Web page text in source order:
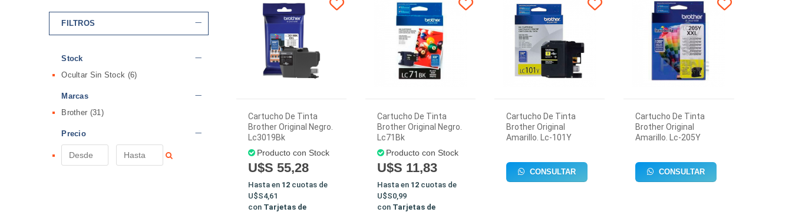
FILTROS
Stock
Ocultar Sin Stock (6)
Marcas
Brother (31)
Precio
Cartucho De Tinta
Brother Original Negro.
Lc3019Bk
Producto con Stock
U$S 55,28
Hasta en 12cuotas de
U$S4,61
con Tarjetas de
Cartucho De Tinta
Brother Original Negro.
Lc71Bk
Producto con Stock
U$S 11,83
Hasta en 12cuotas de
U$S0,99
con Tarjetas de
Cartucho De Tinta
Brother Original
Amarillo. Lc-101Y
CONSULTAR
Cartucho De Tinta
Brother Original
Amarillo. Lc-205Y
CONSULTAR